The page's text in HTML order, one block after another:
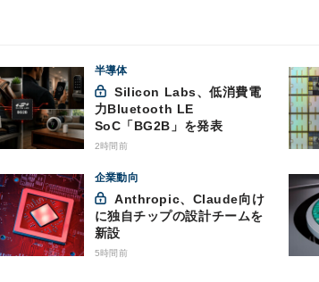
半導体
Silicon Labs、低消費電
力Bluetooth LE
SoC「BG2B」を発表
2時間前
企業動向
Anthropic、Claude向け
に独自チップの設計チームを
新設
5時間前